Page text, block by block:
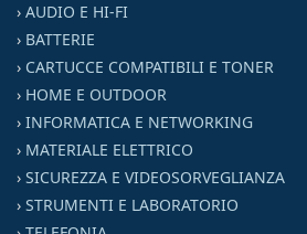
› AUDIO E HI-FI
› BATTERIE
› CARTUCCE COMPATIBILI E TONER
› HOME E OUTDOOR
› INFORMATICA E NETWORKING
› MATERIALE ELETTRICO
› SICUREZZA E VIDEOSORVEGLIANZA
› STRUMENTI E LABORATORIO